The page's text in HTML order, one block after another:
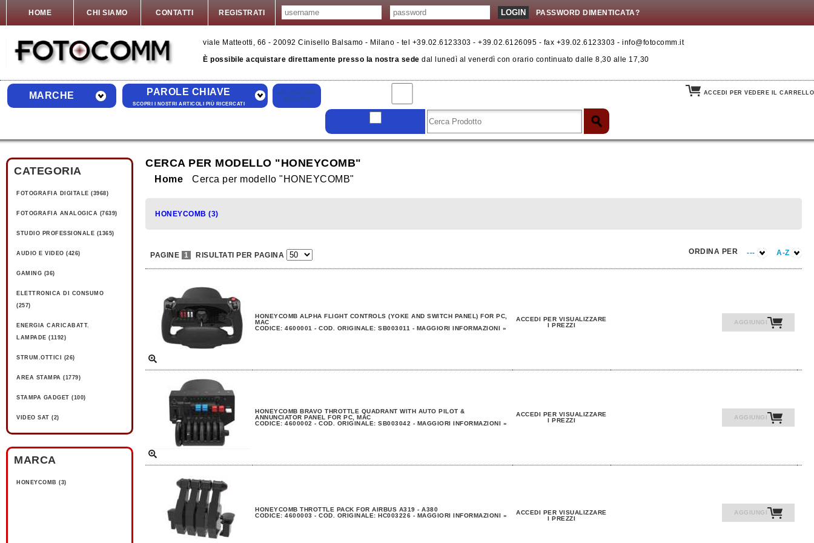
HOME CHI SIAMO CONTATTI REGISTRATI PASSWORD DIMENTICATA?
viale Matteotti, 66 - 20092 Cinisello Balsamo - Milano - tel +39.02.6123303 - +39.02.6126095 - fax +39.02.6123303 - info@fotocomm.it
È possibile acquistare direttamente presso la nostra sede dal lunedì al venerdì con orario continuato dalle 8,30 alle 17,30
MARCHE PAROLE CHIAVE
SCOPRI I NOSTRI ARTICOLI PIÙ RICERCATI
ACCEDI PER VEDERE IL CARRELLO
CATEGORIA
FOTOGRAFIA DIGITALE (3968)
FOTOGRAFIA ANALOGICA (7639)
STUDIO PROFESSIONALE (1365)
AUDIO E VIDEO (426)
GAMING (36)
ELETTRONICA DI CONSUMO
(257)
ENERGIA CARICABATT.
LAMPADE (1192)
STRUM.OTTICI (26)
AREA STAMPA (1779)
STAMPA GADGET (100)
VIDEO SAT (2)
MARCA
HONEYCOMB (3)
CERCA PER MODELLO "HONEYCOMB"
Home Cerca per modello "HONEYCOMB"
HONEYCOMB (3)
PAGINE 1 RISULTATI PER PAGINA ORDINA PER --- A-Z
HONEYCOMB ALPHA FLIGHT CONTROLS (YOKE AND SWITCH PANEL) FOR PC,
MAC
CODICE: 4600001 - COD. ORIGINALE: SB003011 - MAGGIORI INFORMAZIONI »
ACCEDI PER VISUALIZZARE
I PREZZI
AGGIUNGI
HONEYCOMB BRAVO THROTTLE QUADRANT WITH AUTO PILOT &
ANNUNCIATOR PANEL FOR PC, MAC
CODICE: 4600002 - COD. ORIGINALE: SB003042 - MAGGIORI INFORMAZIONI »
ACCEDI PER VISUALIZZARE
I PREZZI
AGGIUNGI
HONEYCOMB THROTTLE PACK FOR AIRBUS A319 - A380
CODICE: 4600003 - COD. ORIGINALE: HC003226 - MAGGIORI INFORMAZIONI »
ACCEDI PER VISUALIZZARE
I PREZZI
AGGIUNGI